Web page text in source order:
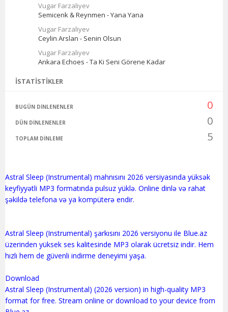
Vugar Farzaliyev
Semicenk & Reynmen - Yana Yana
Vugar Farzaliyev
Ceylin Arslan - Senin Olsun
Vugar Farzaliyev
Ankara Echoes - Ta Ki Seni Görene Kadar
İSTATISTIKLER
BUGÜN DINLENENLER 0
DÜN DINLENENLER 0
TOPLAM DINLEME 5
Astral Sleep (Instrumental) mahnısını 2026 versiyasında yüksək
keyfiyyətli MP3 formatında pulsuz yüklə. Online dinlə və rahat
şəkildə telefona və ya kompüterə endir.
Astral Sleep (Instrumental) şarkısını 2026 versiyonu ile Blue.az
üzerinden yüksek ses kalitesinde MP3 olarak ücretsiz indir. Hem
hızlı hem de güvenli indirme deneyimi yaşa.
Download
Astral Sleep (Instrumental) (2026 version) in high-quality MP3
format for free. Stream online or download to your device from